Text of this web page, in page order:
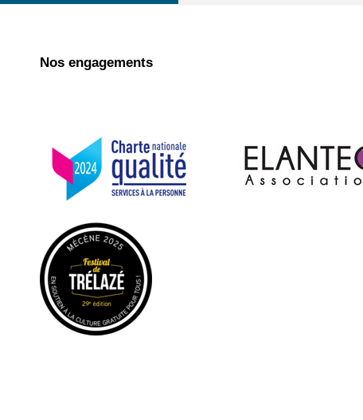
Nos engagements